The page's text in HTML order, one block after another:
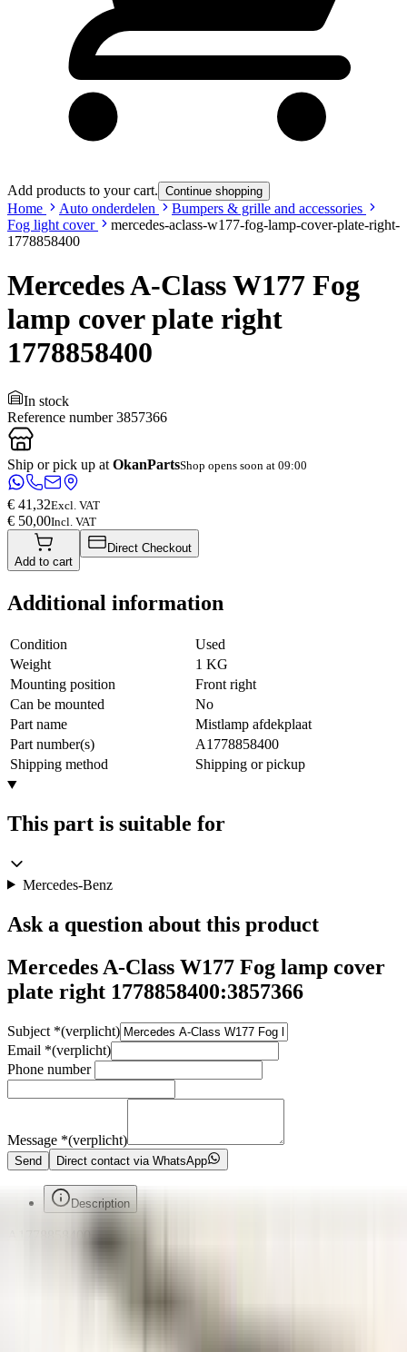
Add products to your cart. Continue shopping
Home Auto onderdelen
Bumpers & grille and accessories
Fog light cover
mercedes-aclass-w177-fog-lamp-cover-plate-right-
1778858400
Mercedes A-Class W177 Fog
lamp cover plate right
1778858400
In stock
Reference number 3857366
Ship or pick up at OkanPartsShop opens soon at 09:00
€ 41,32Excl. VAT
€ 50,00Incl. VAT
Add to cart
Direct Checkout
Additional information
Condition
Used
Weight
1 KG
Mounting position
Front right
Can be mounted
No
Part name
Mistlamp afdekplaat
Part number(s)
A1778858400
Shipping method
Shipping or pickup
This part is suitable for
Mercedes-Benz
Ask a question about this product
Mercedes A-Class W177 Fog lamp cover
plate right 1778858400:3857366
Subject *(verplicht)
Email *(verplicht)
Phone number
Message *(verplicht)
Send Direct contact via WhatsApp
Description
Voorafgaand aan de aankoop van een onderdeel raden wij u ten